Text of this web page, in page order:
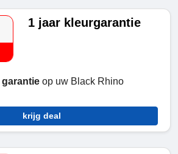
1 jaar kleurgarantie
garantie op uw Black Rhino
krijg deal